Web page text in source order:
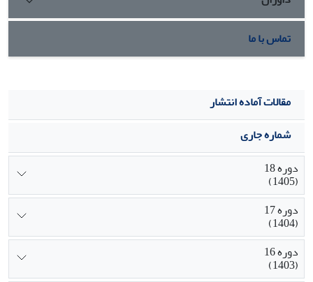
تماس با ما
مقالات آماده انتشار
شماره جاری
دوره 18
(1405)
دوره 17
(1404)
دوره 16
(1403)